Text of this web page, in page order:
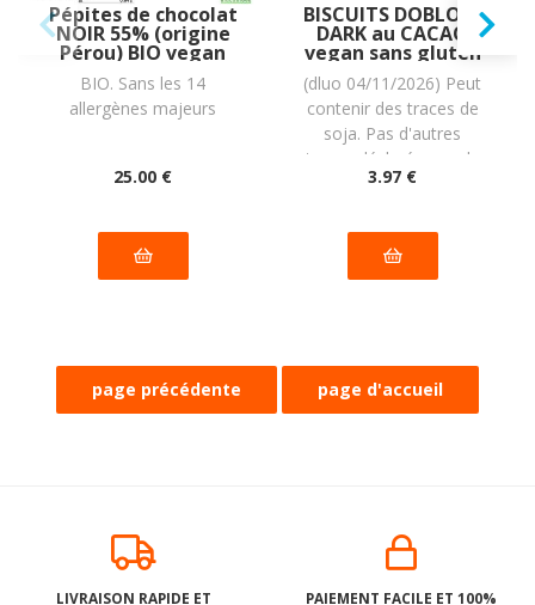
Pépites de chocolat
NOIR 55% (origine
Pérou) BIO vegan
sans allergènes
Allergoora : 500
grammes
BIO. Sans les 14
allergènes majeurs
25.00 €
BISCUITS DOBLONI
DARK au CACAO
vegan sans gluten
sans lait sans oeufs
sans coque sans
arachide PIACERI
MEDITERRANEI :
120g
(dluo 04/11/2026) Peut
contenir des traces de
soja. Pas d'autres
traces déclarées par le
fabricant
3.97 €
LIVRAISON RAPIDE ET
PAIEMENT FACILE ET 100%